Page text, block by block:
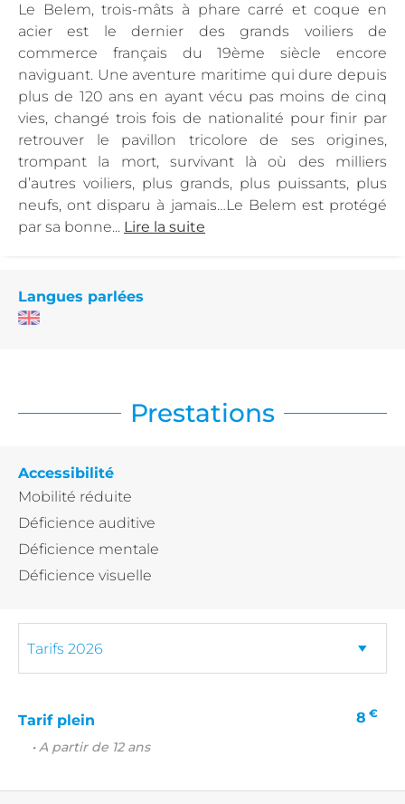
Le Belem, trois-mâts à phare carré et coque en
acier est le dernier des grands voiliers de
commerce français du 19ème siècle encore
naviguant. Une aventure maritime qui dure depuis
plus de 120 ans en ayant vécu pas moins de cinq
vies, changé trois fois de nationalité pour finir par
retrouver le pavillon tricolore de ses origines,
trompant la mort, survivant là où des milliers
d’autres voiliers, plus grands, plus puissants, plus
neufs, ont disparu à jamais…Le Belem est protégé
par sa bonne... Lire la suite
Langues parlées
Prestations
Accessibilité
Mobilité réduite
Déficience auditive
Déficience mentale
Déficience visuelle
Tarif plein 8 €
• A partir de 12 ans